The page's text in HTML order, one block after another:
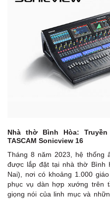
Nhà thờ Bình Hòa:
TASCAM Sonicview 16
Tháng 8 năm 2023, hệ thống
được lắp đặt tại nhà thờ Bình
Nai), nơi có khoảng 1.000
phục vụ dàn hợp xướng trên
giọng nói của linh mục và